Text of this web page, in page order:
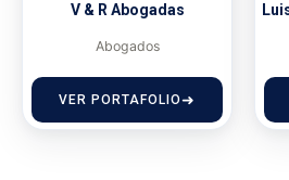
V & R Abogadas
Abogados
VER PORTAFOLIO